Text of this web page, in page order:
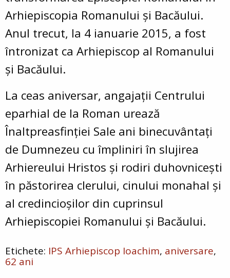
Arhiepiscopia Romanului și Bacăului.
Anul trecut, la 4 ianuarie 2015, a fost
întronizat ca Arhiepiscop al Romanului
şi Bacăului.
La ceas aniversar, angajații Centrului
eparhial de la Roman urează
Înaltpreasfinției Sale ani binecuvântați
de Dumnezeu cu împliniri în slujirea
Arhiereului Hristos și rodiri duhovnicești
în păstorirea clerului, cinului monahal și
al credincioșilor din cuprinsul
Arhiepiscopiei Romanului și Bacăului.
IPS Arhiepiscop Ioachim aniversare
62 ani